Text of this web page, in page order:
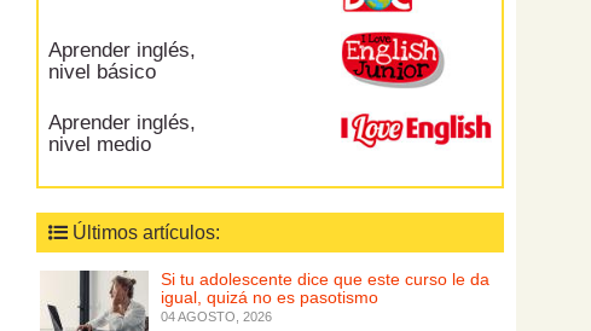
Aprender inglés,
nivel básico
Aprender inglés,
nivel medio
Últimos artículos:
Si tu adolescente dice que este curso le da
igual, quizá no es pasotismo
04 AGOSTO, 2026